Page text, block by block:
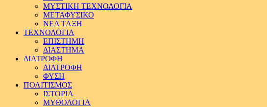
ΜΥΣΤΙΚΗ ΤΕΧΝΟΛΟΓΙΑ
ΜΕΤΑΦΥΣΙΚΟ
ΝΕΑ ΤΑΞΗ
ΤΕΧΝΟΛΟΓΙΑ
ΕΠΙΣΤΗΜΗ
ΔΙΑΣΤΗΜΑ
ΔΙΑΤΡΟΦΗ
ΔΙΑΤΡΟΦΗ
ΦΥΣΗ
ΠΟΛΙΤΙΣΜΟΣ
ΙΣΤΟΡΙΑ
ΜΥΘΟΛΟΓΙΑ